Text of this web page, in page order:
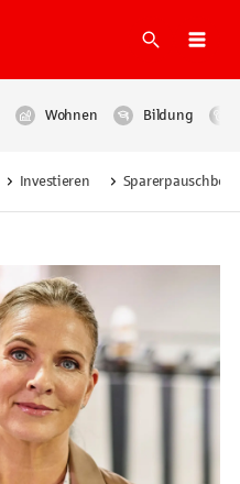
Suche
Wohnen Bildung
Investieren